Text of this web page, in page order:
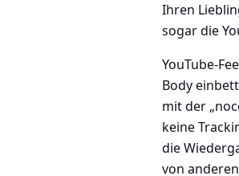
Ihren
sogar die
YouTube-
Body
mit der
keine
die
von